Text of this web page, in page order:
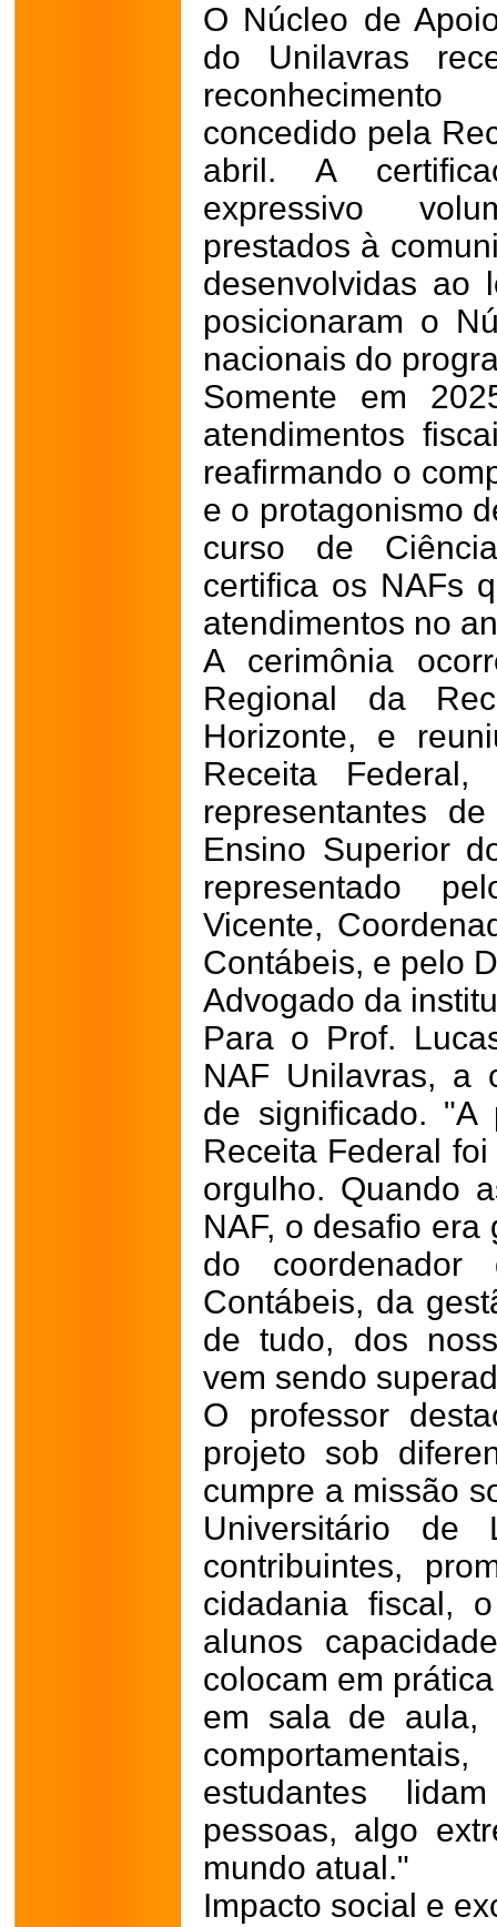
O Núcleo de
do Unilavras
concedido pela
abril. A
expressivo
prestados à
desenvolvidas ao
posicionaram o
nacionais do
Somente em
atendimentos
reafirmando o
e o protagonismo
curso de
certifica os NAFs
atendimentos no
A cerimônia
Regional da
Horizonte, e
Receita
representantes
Ensino Superior
representado
Vicente,
Contábeis, e pelo
Advogado da
Para o Prof.
NAF Unilavras, a
de significado. "A
Receita Federal
orgulho. Quando
NAF, o desafio
do
Contábeis, da
de tudo, dos
vem sendo
O professor
projeto sob
cumpre a missão
Universitário de
contribuintes,
cidadania fiscal,
alunos
colocam em
em sala de aula,
estudantes
pessoas, algo
mundo atual."
Impacto social e